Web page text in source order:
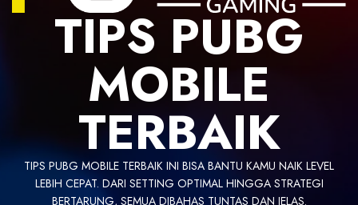
TIPS PUBG
MOBILE
TERBAIK
TIPS PUBG MOBILE TERBAIK INI BISA BANTU KAMU NAIK LEVEL
LEBIH CEPAT. DARI SETTING OPTIMAL HINGGA STRATEGI
BERTARUNG, SEMUA DIBAHAS TUNTAS DAN JELAS.